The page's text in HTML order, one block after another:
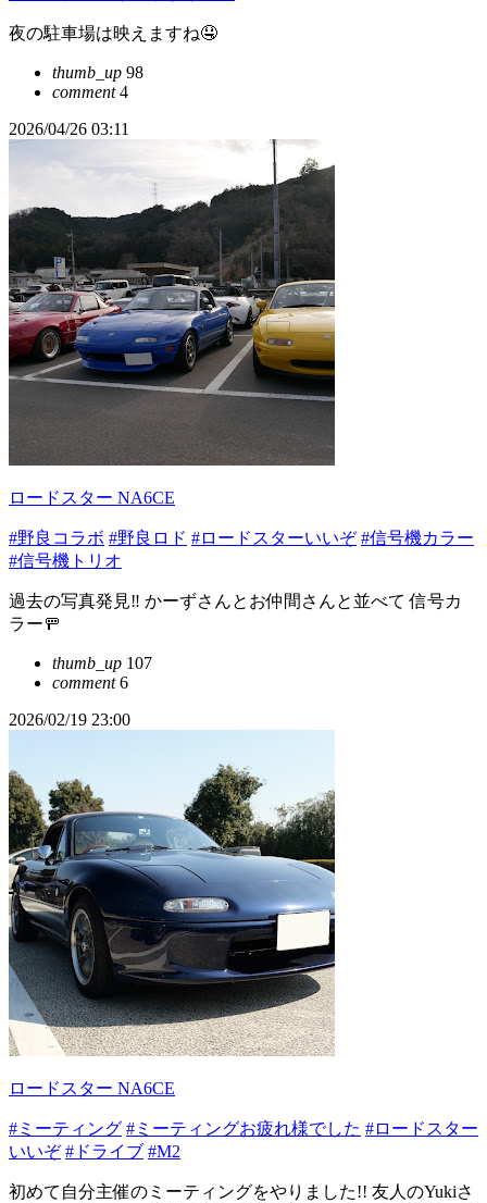
夜の駐車場は映えますね🤤
thumb_up 98
comment4
2026/04/26 03:11
ロードスター NA6CE
#野良コラボ #野良ロド #ロードスターいいぞ #信号機カラー
#信号機トリオ
過去の写真発見‼️ かーずさんとお仲間さんと並べて 信号カ
ラー🚥
thumb_up 107
comment6
2026/02/19 23:00
ロードスター NA6CE
#ミーティング #ミーティングお疲れ様でした #ロードスター
いいぞ #ドライブ #M2
初めて自分主催のミーティングをやりました!! 友人のYukiさ